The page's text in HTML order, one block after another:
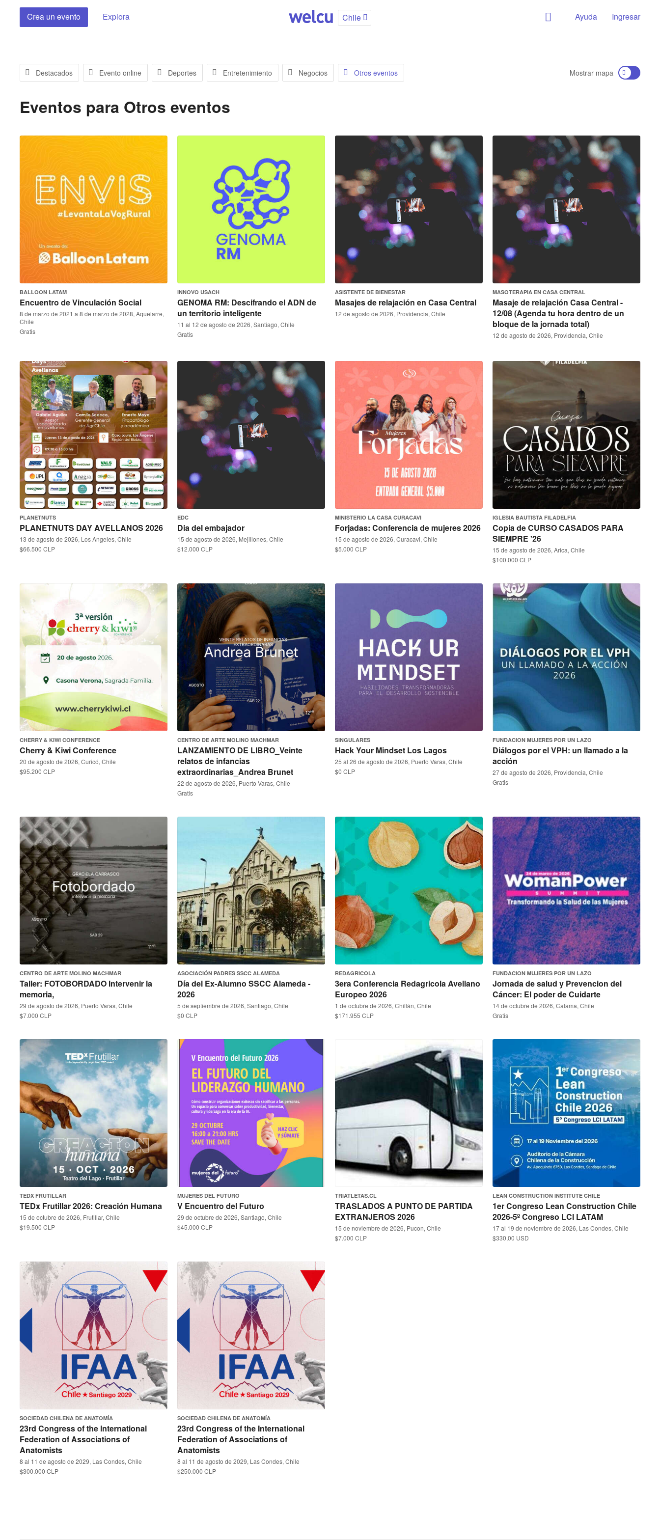
Crea un evento Explora Chile Ingresar
Ayuda
Destacados Evento online Deportes Entretenimiento Negocios Otros eventos Mostrar mapa
Eventos para Otros eventos
BALLOON LATAM
Encuentro de Vinculación Social
8 de marzo de 2021 a 8 de marzo de 2028, Aquelarre,
Chile
Gratis
INNOVO USACH
GENOMA RM: Descifrando el ADN de
un territorio inteligente
11 al 12 de agosto de 2026, Santiago, Chile
Gratis
ASISTENTE DE BIENESTAR
Masajes de relajación en Casa Central
12 de agosto de 2026, Providencia, Chile
MASOTERAPIA EN CASA CENTRAL
Masaje de relajación Casa Central -
12/08 (Agenda tu hora dentro de un
bloque de la jornada total)
12 de agosto de 2026, Providencia, Chile
PLANETNUTS
PLANETNUTS DAY AVELLANOS 2026
13 de agosto de 2026, Los Angeles, Chile
$66.500 CLP
EDC
Dia del embajador
15 de agosto de 2026, Mejillones, Chile
$12.000 CLP
MINISTERIO LA CASA CURACAVI
Forjadas: Conferencia de mujeres 2026
15 de agosto de 2026, Curacavi, Chile
$5.000 CLP
IGLESIA BAUTISTA FILADELFIA
Copia de CURSO CASADOS PARA
SIEMPRE '26
15 de agosto de 2026, Arica, Chile
$100.000 CLP
CHERRY & KIWI CONFERENCE
Cherry & Kiwi Conference
20 de agosto de 2026, Curicó, Chile
$95.200 CLP
CENTRO DE ARTE MOLINO MACHMAR
LANZAMIENTO DE LIBRO_Veinte
relatos de infancias
extraordinarias_Andrea Brunet
22 de agosto de 2026, Puerto Varas, Chile
Gratis
SINGULARES
Hack Your Mindset Los Lagos
25 al 26 de agosto de 2026, Puerto Varas, Chile
$0 CLP
FUNDACION MUJERES POR UN LAZO
Diálogos por el VPH: un llamado a la
acción
27 de agosto de 2026, Providencia, Chile
Gratis
CENTRO DE ARTE MOLINO MACHMAR
Taller: FOTOBORDADO Intervenir la
memoria,
29 de agosto de 2026, Puerto Varas, Chile
$7.000 CLP
ASOCIACIÓN PADRES SSCC ALAMEDA
Día del Ex-Alumno SSCC Alameda -
2026
5 de septiembre de 2026, Santiago, Chile
$0 CLP
REDAGRICOLA
3era Conferencia Redagricola Avellano
Europeo 2026
1 de octubre de 2026, Chillán, Chile
$171.955 CLP
FUNDACION MUJERES POR UN LAZO
Jornada de salud y Prevencion del
Cáncer: El poder de Cuidarte
14 de octubre de 2026, Calama, Chile
Gratis
TEDX FRUTILLAR
TEDx Frutillar 2026: Creación Humana
15 de octubre de 2026, Frutillar, Chile
$19.500 CLP
MUJERES DEL FUTURO
V Encuentro del Futuro
29 de octubre de 2026, Santiago, Chile
$45.000 CLP
TRIATLETAS.CL
TRASLADOS A PUNTO DE PARTIDA
EXTRANJEROS 2026
15 de noviembre de 2026, Pucon, Chile
$7.000 CLP
LEAN CONSTRUCTION INSTITUTE CHILE
1er Congreso Lean Construction Chile
2026-5º Congreso LCI LATAM
17 al 19 de noviembre de 2026, Las Condes, Chile
$330,00 USD
SOCIEDAD CHILENA DE ANATOMÍA
23rd Congress of the International
Federation of Associations of
Anatomists
8 al 11 de agosto de 2029, Las Condes, Chile
$300.000 CLP
SOCIEDAD CHILENA DE ANATOMÍA
23rd Congress of the International
Federation of Associations of
Anatomists
8 al 11 de agosto de 2029, Las Condes, Chile
$250.000 CLP